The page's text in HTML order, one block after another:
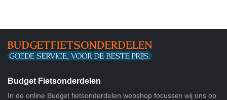
Budget Fietsonderdelen
In de online Budget fietsonderdelen webshop focussen wij ons op